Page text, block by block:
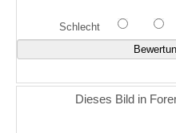
Schlecht
Dieses Bild in